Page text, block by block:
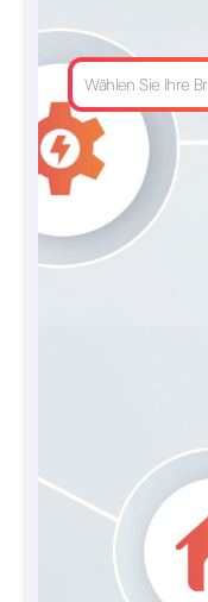
Wählen Sie Ihre